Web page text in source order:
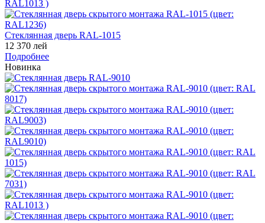
Стеклянная дверь RAL-1015
12 370 лей
Подробнее
Новинка